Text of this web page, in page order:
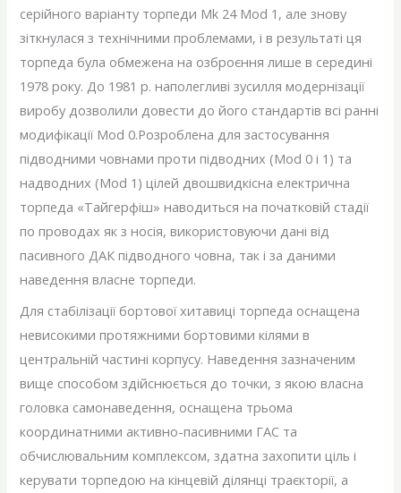
серійного варіанту торпеди Mk 24 Mod 1, але знову
зіткнулася з технічними проблемами, і в результаті ця
торпеда була обмежена на озброєння лише в середині
1978 року. До 1981 р. наполегливі зусилля модернізації
виробу дозволили довести до його стандартів всі ранні
модифікації Mod 0.Розроблена для застосування
підводними човнами проти підводних (Mod 0 і 1) та
надводних (Mod 1) цілей двошвидкісна електрична
торпеда «Тайгерфіш» наводиться на початковій стадії
по проводах як з носія, використовуючи дані від
пасивного ДАК підводного човна, так і за даними
наведення власне торпеди.
Для стабілізації бортової хитавиці торпеда оснащена
невисокими протяжними бортовими кілями в
центральній частині корпусу. Наведення зазначеним
вище способом здійснюється до точки, з якою власна
головка самонаведення, оснащена трьома
координатними активно-пасивними ГАС та
обчислювальним комплексом, здатна захопити ціль і
керувати торпедою на кінцевій ділянці траєкторії, а